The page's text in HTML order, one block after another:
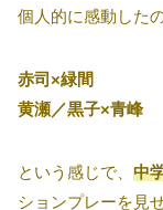
個人的に感動したの
赤司×緑間
黄瀬／黒子×青峰
という感じで、 中
ションプレーを見